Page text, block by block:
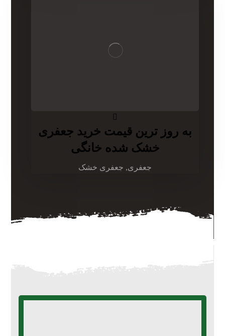
به روز ترین قیمت خرید جعفری
خشک شده خانگی
جعفری, جعفری خشک